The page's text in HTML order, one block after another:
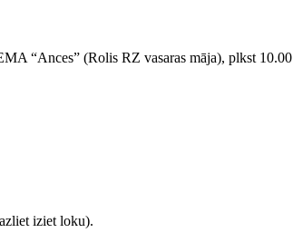
“Ances” (Rolis RZ vasaras māja), plkst 10.00
iziet loku).